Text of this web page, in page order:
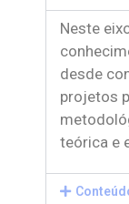
Neste
desde
projetos
teórica e